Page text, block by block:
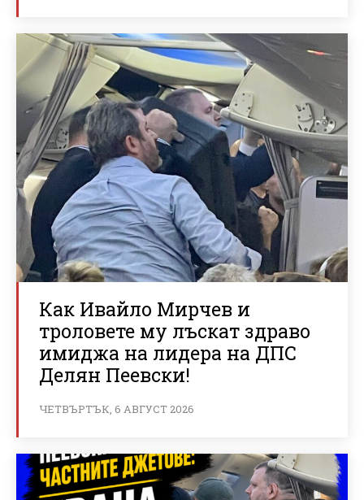
Как Ивайло Мирчев и
троловете му лъскат здраво
имиджа на лидера на ДПС
Делян Пеевски!
ЧЕТВЪРТЪК, 6 АВГУСТ 2026